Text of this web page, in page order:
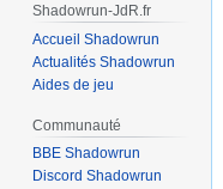
Shadowrun-JdR.fr
Accueil Shadowrun
Actualités Shadowrun
Aides de jeu
Communauté
BBE Shadowrun
Discord Shadowrun